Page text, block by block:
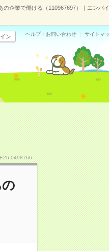
企業で働ける（110967697）｜エンバイ
ン ヘルプ・お問い合わせ サイトマ
0498766